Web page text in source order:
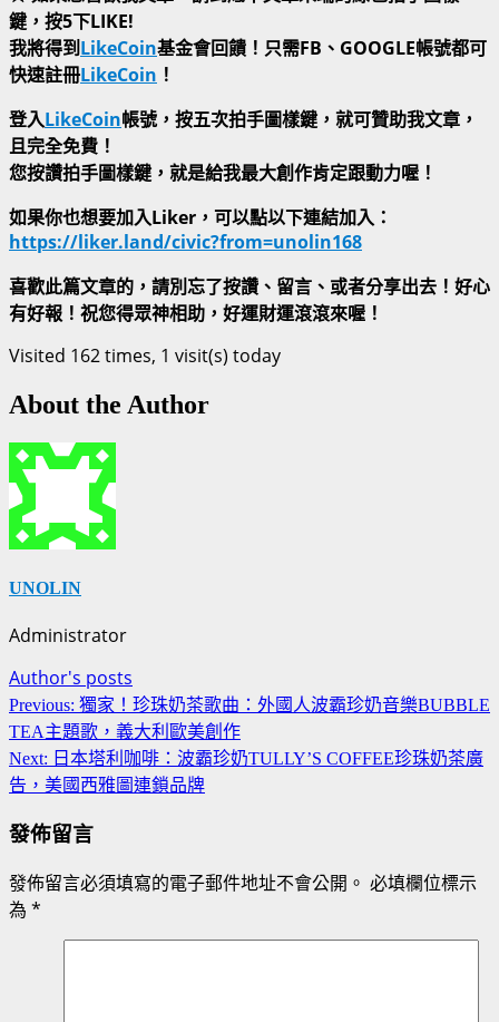
鍵，按5下LIKE!
我將得到LikeCoin基金會回饋！只需FB、GOOGLE帳號都可
快速註冊LikeCoin ！
登入LikeCoin帳號，按五次拍手圖樣鍵，就可贊助我文章，
且完全免費！
您按讚拍手圖樣鍵，就是給我最大創作肯定跟動力喔！
如果你也想要加入Liker，可以點以下連結加入：
https://liker.land/civic?from=unolin168
喜歡此篇文章的，請別忘了按讚、留言、或者分享出去！好心
有好報！祝您得眾神相助，好運財運滾滾來喔！
Visited 162 times, 1 visit(s) today
About the Author
UNOLIN
Administrator
Author's posts
Continue
Reading
Previous: 獨家！珍珠奶茶歌曲：外國人波霸珍奶音樂BUBBLE
TEA主題歌，義大利歐美創作
Next: 日本塔利咖啡：波霸珍奶TULLY’S COFFEE珍珠奶茶廣
告，美國西雅圖連鎖品牌
發佈留言
發佈留言必須填寫的電子郵件地址不會公開。 必填欄位標示
為 *